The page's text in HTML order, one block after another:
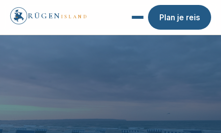
RÜGEN ISLAND Plan je reis